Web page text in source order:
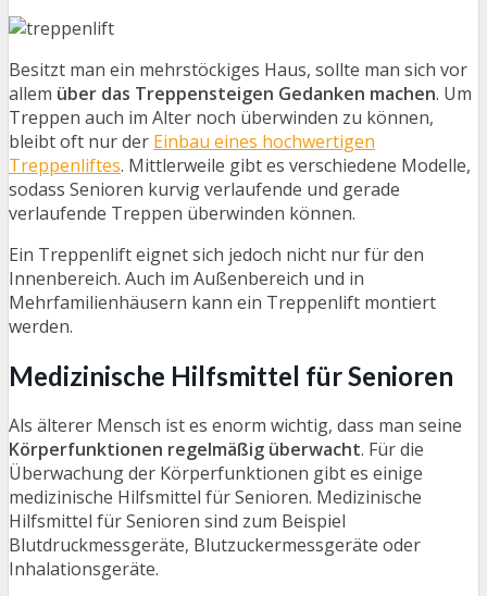
Besitzt man ein mehrstöckiges Haus, sollte man sich vor
allem über das Treppensteigen Gedanken machen. Um
Treppen auch im Alter noch überwinden zu können,
bleibt oft nur der Einbau eines hochwertigen
Treppenliftes. Mittlerweile gibt es verschiedene Modelle,
sodass Senioren kurvig verlaufende und gerade
verlaufende Treppen überwinden können.
Ein Treppenlift eignet sich jedoch nicht nur für den
Innenbereich. Auch im Außenbereich und in
Mehrfamilienhäusern kann ein Treppenlift montiert
werden.
Medizinische Hilfsmittel für Senioren
Als älterer Mensch ist es enorm wichtig, dass man seine
Körperfunktionen regelmäßig überwacht. Für die
Überwachung der Körperfunktionen gibt es einige
medizinische Hilfsmittel für Senioren. Medizinische
Hilfsmittel für Senioren sind zum Beispiel
Blutdruckmessgeräte, Blutzuckermessgeräte oder
Inhalationsgeräte.